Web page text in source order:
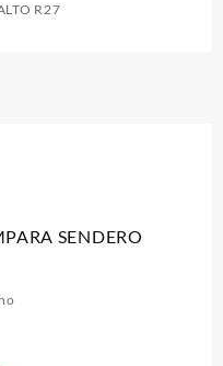
R27
SENDERO